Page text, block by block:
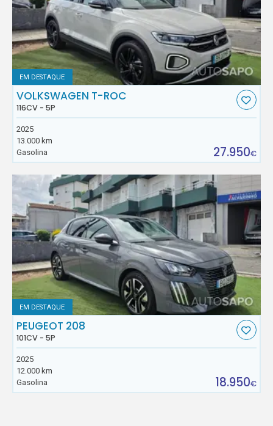
EM DESTAQUE
VOLKSWAGEN T-ROC
116CV - 5P
2025
13.000 km
Gasolina
27.950€
EM DESTAQUE
PEUGEOT 208
101CV - 5P
2025
12.000 km
Gasolina
18.950€